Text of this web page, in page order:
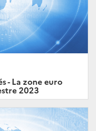
- La zone euro
2023